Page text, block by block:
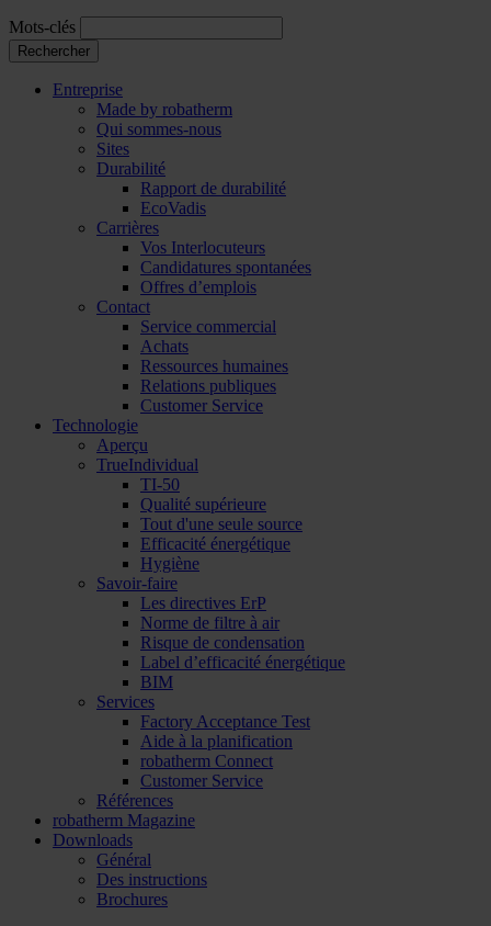
Mots-clés
Rechercher
Entreprise
Made by robatherm
Qui sommes-nous
Sites
Durabilité
Rapport de durabilité
EcoVadis
Carrières
Vos Interlocuteurs
Candidatures spontanées
Offres d’emplois
Contact
Service commercial
Achats
Ressources humaines
Relations publiques
Customer Service
Technologie
Aperçu
TrueIndividual
TI-50
Qualité supérieure
Tout d'une seule source
Efficacité énergétique
Hygiène
Savoir-faire
Les directives ErP
Norme de filtre à air
Risque de condensation
Label d’efficacité énergétique
BIM
Services
Factory Acceptance Test
Aide à la planification
robatherm Connect
Customer Service
Références
robatherm Magazine
Downloads
Général
Des instructions
Brochures